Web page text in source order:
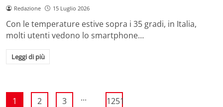
Redazione 15 Luglio 2026
Con le temperature estive sopra i 35 gradi, in Italia,
molti utenti vedono lo smartphone…
Leggi di più
1 2 3 ... 1251